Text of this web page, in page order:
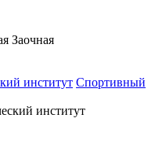
Заочная
институт Спортивный